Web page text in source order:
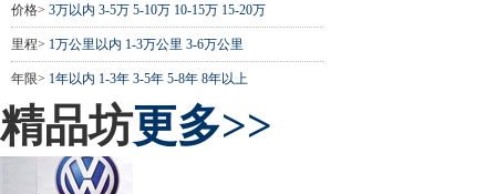
价格> 3万以内 3-5万 5-10万 10-15万 15-20万
里程> 1万公里以内 1-3万公里 3-6万公里
年限> 1年以内 1-3年 3-5年 5-8年 8年以上
精品坊更多>>